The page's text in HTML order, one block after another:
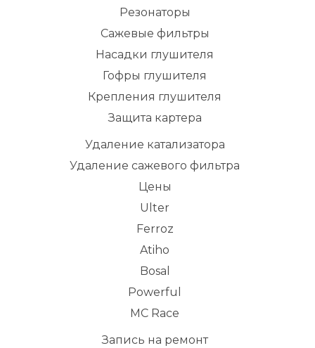
Резонаторы
Сажевые фильтры
Насадки глушителя
Гофры глушителя
Крепления глушителя
Защита картера
Удаление катализатора
Удаление сажевого фильтра
Цены
Ulter
Ferroz
Atiho
Bosal
Powerful
MC Race
Запись на ремонт